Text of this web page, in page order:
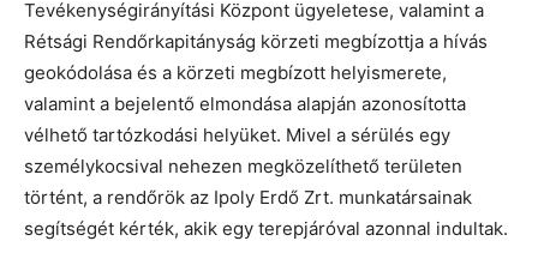
Tevékenységirányítási Központ ügyeletese, valamint a
Rétsági Rendőrkapitányság körzeti megbízottja a hívás
geokódolása és a körzeti megbízott helyismerete,
valamint a bejelentő elmondása alapján azonosította
vélhető tartózkodási helyüket. Mivel a sérülés egy
személykocsival nehezen megközelíthető területen
történt, a rendőrök az Ipoly Erdő Zrt. munkatársainak
segítségét kérték, akik egy terepjáróval azonnal indultak.